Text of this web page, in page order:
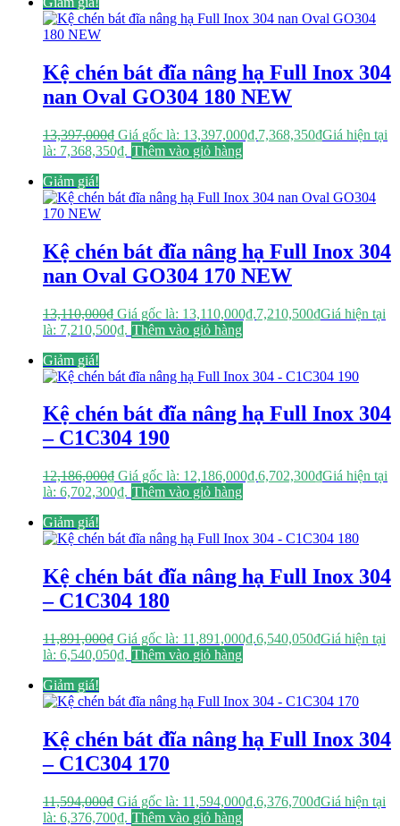
Kệ chén bát đĩa nâng hạ Full Inox 304
nan Oval GO304 180 NEW
13,397,000₫ Giá gốc là: 13,397,000₫.7,368,350₫Giá hiện tại
là: 7,368,350₫. Thêm vào giỏ hàng
Giảm giá!
Kệ chén bát đĩa nâng hạ Full Inox 304
nan Oval GO304 170 NEW
13,110,000₫ Giá gốc là: 13,110,000₫.7,210,500₫Giá hiện tại
là: 7,210,500₫. Thêm vào giỏ hàng
Giảm giá!
Kệ chén bát đĩa nâng hạ Full Inox 304
– C1C304 190
12,186,000₫ Giá gốc là: 12,186,000₫.6,702,300₫Giá hiện tại
là: 6,702,300₫. Thêm vào giỏ hàng
Giảm giá!
Kệ chén bát đĩa nâng hạ Full Inox 304
– C1C304 180
11,891,000₫ Giá gốc là: 11,891,000₫.6,540,050₫Giá hiện tại
là: 6,540,050₫. Thêm vào giỏ hàng
Giảm giá!
Kệ chén bát đĩa nâng hạ Full Inox 304
– C1C304 170
11,594,000₫ Giá gốc là: 11,594,000₫.6,376,700₫Giá hiện tại
là: 6,376,700₫. Thêm vào giỏ hàng